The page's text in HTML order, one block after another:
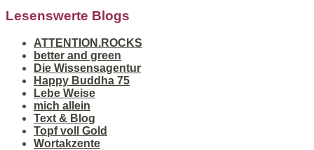
Lesenswerte Blogs
ATTENTION.ROCKS
better and green
Die Wissensagentur
Happy Buddha 75
Lebe Weise
mich allein
Text & Blog
Topf voll Gold
Wortakzente